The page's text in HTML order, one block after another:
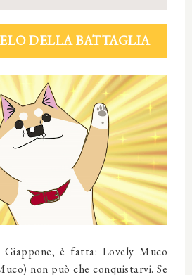
DELLA BATTAGLIA
è fatta: Lovely Muco
non può che conquistarvi. Se